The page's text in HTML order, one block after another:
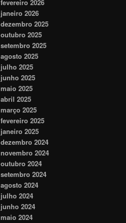
fevereiro 2026
janeiro 2026
dezembro 2025
outubro 2025
setembro 2025
agosto 2025
julho 2025
junho 2025
maio 2025
abril 2025
março 2025
fevereiro 2025
janeiro 2025
dezembro 2024
novembro 2024
outubro 2024
setembro 2024
agosto 2024
julho 2024
junho 2024
maio 2024